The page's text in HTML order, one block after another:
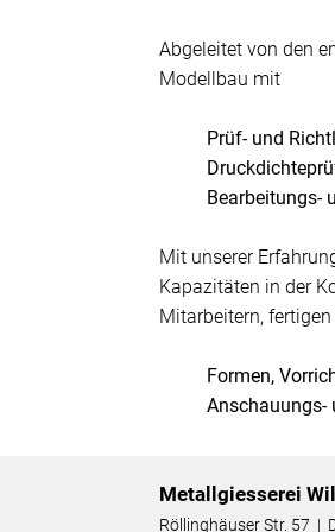
Abgeleitet von den
Modellbau mit
Prüf- und
Bearbeitungs-
Mit unserer
Kapazitäten in der
Mitarbeitern,
Formen,
Anschauungs-
Metallgiesserei
Röllinghäuser Str. 57 |